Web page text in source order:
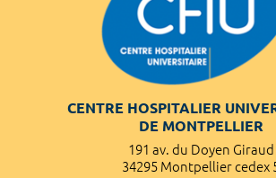
CENTRE HOSPITALIER
DE MONTPELLIER
191 av. du Doyen Giraud
34295 Montpellier cedex